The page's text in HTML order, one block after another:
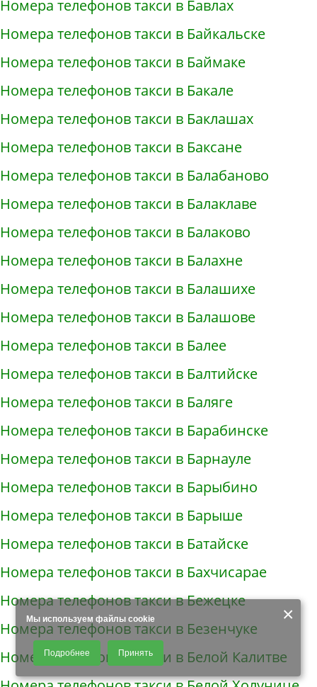
×
Мы используем файлы cookie
Продолжая использовать наш сайт, Вы даете согласие на обработку
файлов - COOKIES, пользовательских данных (файлы-cookies, IP-адрес,
данные об идентификаторе браузера, дата и время осуществления
доступа к сайту, история поисковых запросов) для сбора аналитической и
Подробнее Принять
Номера телефонов такси в Бавлах
Номера телефонов такси в Байкальске
Номера телефонов такси в Баймаке
Номера телефонов такси в Бакале
Номера телефонов такси в Баклашах
Номера телефонов такси в Баксане
Номера телефонов такси в Балабаново
Номера телефонов такси в Балаклаве
Номера телефонов такси в Балаково
Номера телефонов такси в Балахне
Номера телефонов такси в Балашихе
Номера телефонов такси в Балашове
Номера телефонов такси в Балее
Номера телефонов такси в Балтийске
Номера телефонов такси в Баляге
Номера телефонов такси в Барабинске
Номера телефонов такси в Барнауле
Номера телефонов такси в Барыбино
Номера телефонов такси в Барыше
Номера телефонов такси в Батайске
Номера телефонов такси в Бахчисарае
Номера телефонов такси в Бежецке
Номера телефонов такси в Безенчуке
Номера телефонов такси в Белой Калитве